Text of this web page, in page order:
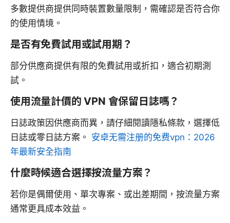
多數提供商提供同時裝置數量限制，需確認是否符合你
的使用情境。
是否有免費試用或試用期？
部分供應商提供有限的免費試用或折扣，適合初期測
試。
使用流量計價的 VPN 會保留日誌嗎？
日誌政策因供應商而異，請仔細閱讀隱私條款，選擇低
日誌或零日誌方案。 安卓无需注册的免费vpn：2026
年最新安全指南
什麼時候適合選擇按流量方案？
若你是偶爾使用、單次專案、或出差期間，按流量方案
通常更具成本效益。